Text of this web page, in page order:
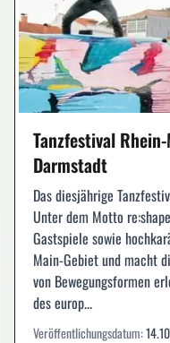
Tanzfestival
Darmstadt
Das diesjährige
Unter dem Motto
Gastspiele sowie
Main-Gebiet und macht
von Bewegungsformen
des europ...
Veröffentlichungsdatum: